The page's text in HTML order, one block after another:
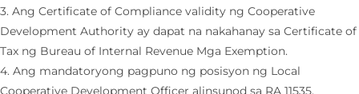
3. Ang Certificate of Compliance validity ng Cooperative
Development Authority ay dapat na nakahanay sa Certificate of
Tax ng Bureau of Internal Revenue Mga Exemption.
4. Ang mandatoryong pagpuno ng posisyon ng Local
Cooperative Development Officer alinsunod sa RA 11535.